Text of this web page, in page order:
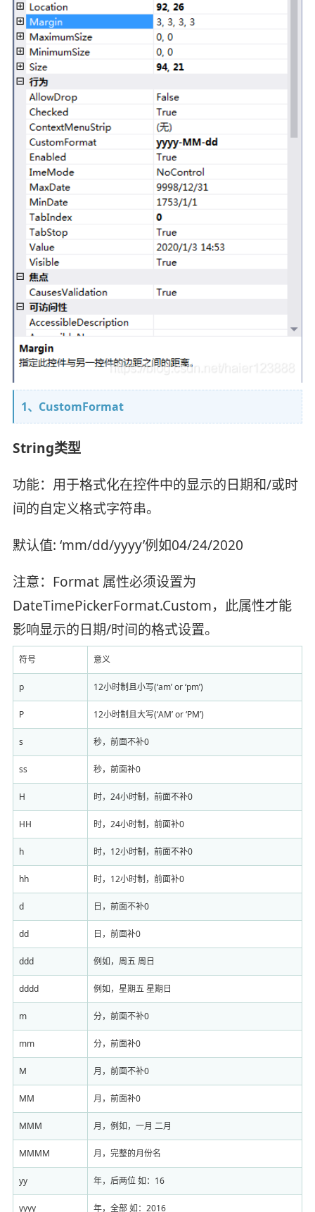
1、CustomFormat
String类型
功能：用于格式化在控件中的显示的日期和/或时
间的自定义格式字符串。
默认值: ‘mm/dd/yyyy’例如04/24/2020
注意：Format 属性必须设置为
DateTimePickerFormat.Custom，此属性才能
影响显示的日期/时间的格式设置。
符号 意义
p 12小时制且小写(‘am’ or ‘pm’)
P 12小时制且大写(‘AM’ or ‘PM’)
s 秒，前面不补0
ss 秒，前面补0
H 时，24小时制，前面不补0
HH 时，24小时制，前面补0
h 时，12小时制，前面不补0
hh 时，12小时制，前面补0
d 日，前面不补0
dd 日，前面补0
ddd 例如，周五 周日
dddd 例如，星期五 星期日
m 分，前面不补0
mm 分，前面补0
M 月，前面不补0
MM 月，前面补0
MMM 月，例如，一月 二月
MMMM 月，完整的月份名
yy 年，后两位 如：16
yyyy 年，全部 如：2016